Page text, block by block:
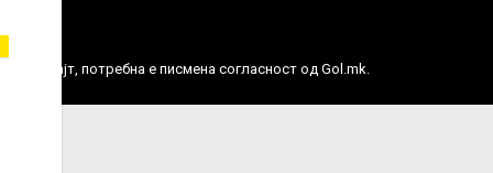
веб сајт, потребна е писмена согласност од Gol.mk.